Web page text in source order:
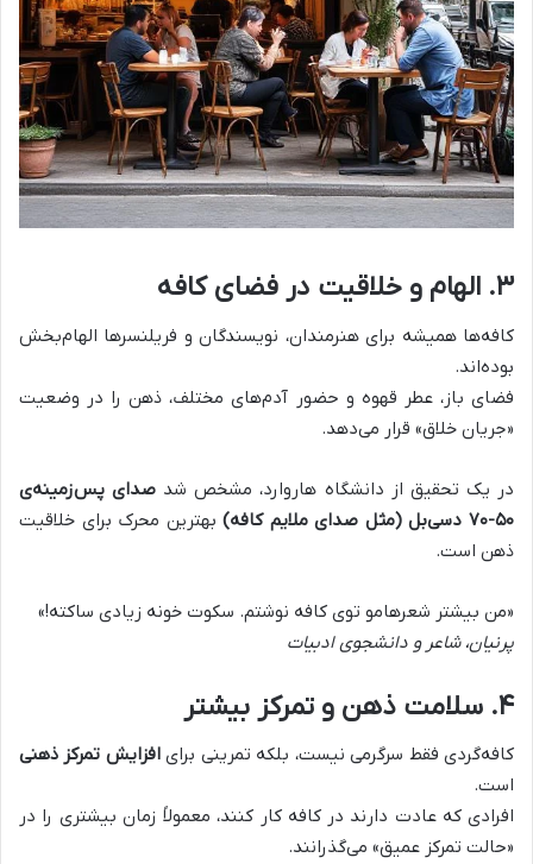
۳. الهام و خلاقیت در فضای کافه
کافه‌ها همیشه برای هنرمندان، نویسندگان و فریلنسرها الهام‌بخش
بوده‌اند.
فضای باز، عطر قهوه و حضور آدم‌های مختلف، ذهن را در وضعیت
«جریان خلاق» قرار می‌دهد.
در یک تحقیق از دانشگاه هاروارد، مشخص شد صدای پس‌زمینه‌ی
۵۰-۷۰
دسی‌بل (مثل صدای ملایم کافه)بهترین محرک برای خلاقیت
ذهن است.
«من بیشتر شعرهامو توی کافه نوشتم. سکوت خونه زیادی ساکته!»
پرنیان، شاعر و دانشجوی ادبیات
۴. سلامت ذهن و تمرکز بیشتر
کافه‌گردی فقط سرگرمی نیست، بلکه تمرینی برایافزایش تمرکز ذهنی
است.
افرادی که عادت دارند در کافه کار کنند، معمولاً زمان بیشتری را در
«حالت تمرکز عمیق» می‌گذرانند.